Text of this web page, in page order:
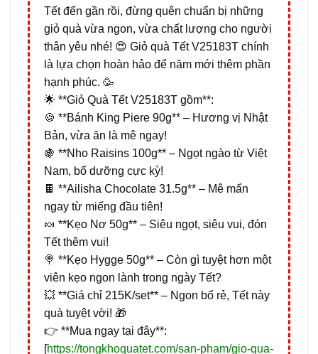
Tết đến gần rồi, đừng quên chuẩn bị những
giỏ quà vừa ngon, vừa chất lượng cho người
thân yêu nhé! 😍 Giỏ quà Tết V25183T chính
là lựa chọn hoàn hảo để năm mới thêm phần
hạnh phúc. 🥳
🌟 **Giỏ Quà Tết V25183T gồm**:
🍪 **Bánh King Piere 90g** – Hương vị Nhật
Bản, vừa ăn là mê ngay!
🍇 **Nho Raisins 100g** – Ngọt ngào từ Việt
Nam, bổ dưỡng cực kỳ!
🍫 **Ailisha Chocolate 31.5g** – Mê mẩn
ngay từ miếng đầu tiên!
🍬 **Kẹo Nơ 50g** – Siêu ngọt, siêu vui, đón
Tết thêm vui!
🍭 **Kẹo Hygge 50g** – Còn gì tuyệt hơn một
viên kẹo ngon lành trong ngày Tết?
💥 **Giá chỉ 215K/set** – Ngon bổ rẻ, Tết này
quà tuyệt vời! 🎁
👉 **Mua ngay tại đây**:
[https://tongkhoquatet.com/san-pham/gio-qua-